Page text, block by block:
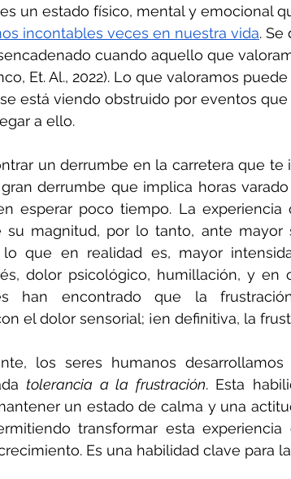
un estado físico, mental y emocional
incontables veces en nuestra vida. Se
cuando aquello que
Et. Al., 2022). Lo que valoramos
está viendo obstruido por eventos
a ello.
un derrumbe en la carretera que
derrumbe que implica horas
esperar poco tiempo. La
su magnitud, por lo tanto, ante
que en realidad es, mayor
dolor psicológico, humillación, y en
han encontrado que la
el dolor sensorial; ¡en definitiva, la
los seres humanos
tolerancia a la frustración. Esta
un estado de calma y una
transformar esta
Es una habilidad clave para